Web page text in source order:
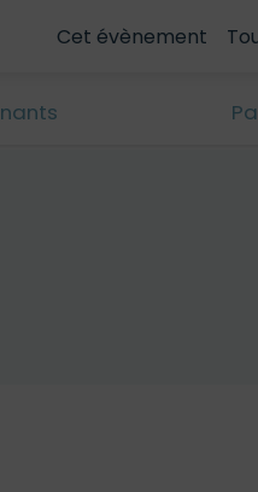
Cet évènement